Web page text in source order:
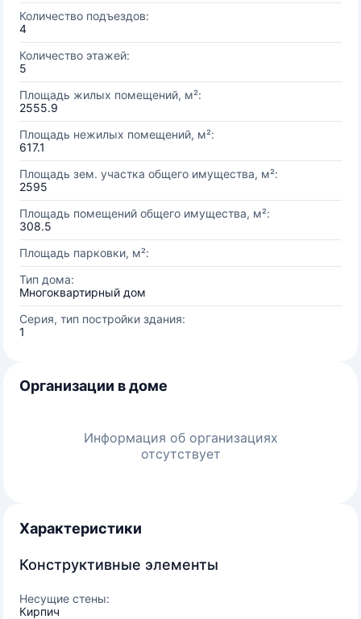
Количество подъездов:
4
Количество этажей:
5
Площадь жилых помещений, м²:
2555.9
Площадь нежилых помещений, м²:
617.1
Площадь зем. участка общего имущества, м²:
2595
Площадь помещений общего имущества, м²:
308.5
Площадь парковки, м²:
Тип дома:
Многоквартирный дом
Серия, тип постройки здания:
1
Организации в доме
Информация об организациях
отсутствует
Характеристики
Конструктивные элементы
Несущие стены:
Кирпич